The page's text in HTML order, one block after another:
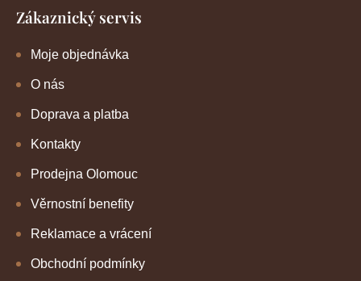
Zákaznický servis
Moje objednávka
O nás
Doprava a platba
Kontakty
Prodejna Olomouc
Věrnostní benefity
Reklamace a vrácení
Obchodní podmínky